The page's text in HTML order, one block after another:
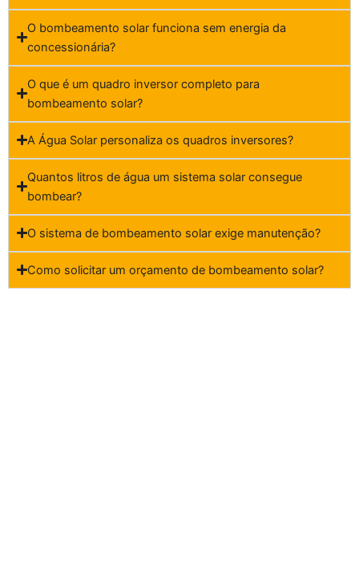
O bombeamento solar funciona sem energia da
concessionária?
O que é um quadro inversor completo para
bombeamento solar?
A Água Solar personaliza os quadros inversores?
Quantos litros de água um sistema solar consegue
bombear?
O sistema de bombeamento solar exige manutenção?
Como solicitar um orçamento de bombeamento solar?